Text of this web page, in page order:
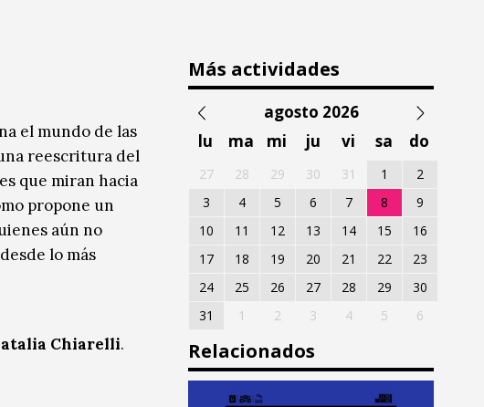
el mundo de las
reescritura del
que miran hacia
propone un
aún no
lo más
Chiarelli.
Más actividades
agosto 2026
lu
ma mi ju vi sa do
27 28 29 30 31 1
2
3
4 5 6 7 8
9
10
11 12 13 14 15
16
17
18 19 20 21 22
23
24
25 26 27 28 29
30
31
1 2 3 4 5 6
Relacionados